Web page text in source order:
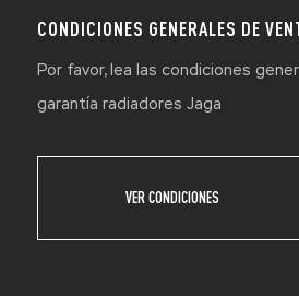
CONDICIONES GENERALES DE
Por favor, lea las condiciones
garantía radiadores Jaga
VER CONDICIONES